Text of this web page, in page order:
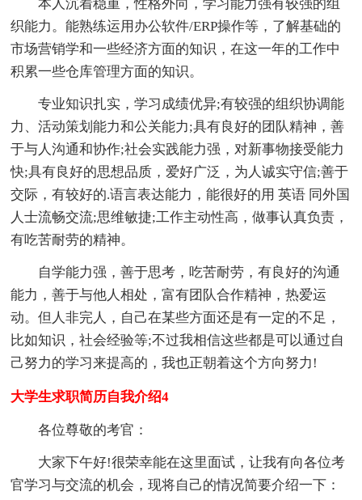
本人沉着稳重，性格外向，学习能力强有较强的组
织能力。能熟练运用办公软件/ERP操作等，了解基础的
市场营销学和一些经济方面的知识，在这一年的工作中
积累一些仓库管理方面的知识。
专业知识扎实，学习成绩优异;有较强的组织协调能
力、活动策划能力和公关能力;具有良好的团队精神，善
于与人沟通和协作;社会实践能力强，对新事物接受能力
快;具有良好的思想品质，爱好广泛，为人诚实守信;善于
交际，有较好的.语言表达能力，能很好的用 英语 同外国
人士流畅交流;思维敏捷;工作主动性高，做事认真负责，
有吃苦耐劳的精神。
自学能力强，善于思考，吃苦耐劳，有良好的沟通
能力，善于与他人相处，富有团队合作精神，热爱运
动。但人非完人，自己在某些方面还是有一定的不足，
比如知识，社会经验等;不过我相信这些都是可以通过自
己努力的学习来提高的，我也正朝着这个方向努力!
大学生求职简历自我介绍4
各位尊敬的考官：
大家下午好!很荣幸能在这里面试，让我有向各位考
官学习与交流的机会，现将自己的情况简要介绍一下：